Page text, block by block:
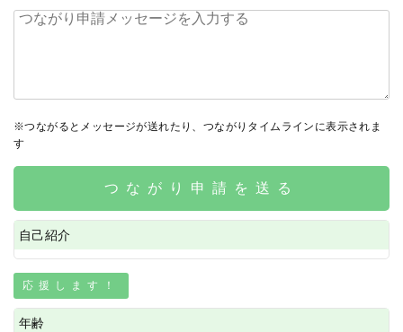
※つながるとメッセージが送れたり、つながりタイムラインに表示されま
す
つながり申請を送る
自己紹介
応援します！
年齢